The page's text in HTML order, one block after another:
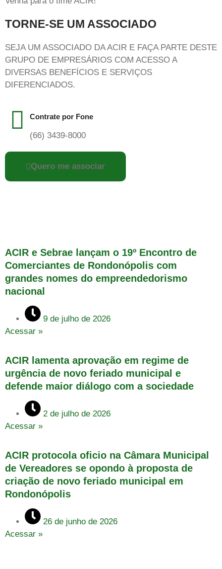
TORNE-SE UM ASSOCIADO
SEJA UM ASSOCIADO DA ACIR E FAÇA PARTE DESTE
GRUPO DE EMPRESÁRIOS COM ACESSO A
DIVERSAS BENEFÍCIOS E SERVIÇOS
DIFERENCIADOS.
Contrate por Fone
(66) 3439-8000
Quero me associar
ACIR e Sebrae lançam o 19º Encontro de
Comerciantes de Rondonópolis com
grandes nomes do empreendedorismo
nacional
9 de julho de 2026
Acessar »
ACIR lamenta aprovação em regime de
urgência de novo feriado municipal e
defende maior diálogo com a sociedade
2 de julho de 2026
Acessar »
ACIR protocola oficio na Câmara Municipal
de Vereadores se opondo à proposta de
criação de novo feriado municipal em
Rondonópolis
26 de junho de 2026
Acessar »